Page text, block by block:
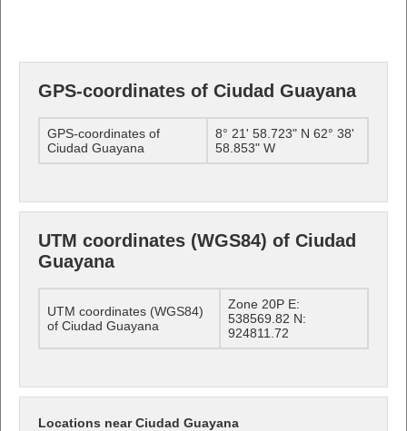
GPS-coordinates of Ciudad Guayana
GPS-coordinates of
Ciudad Guayana
8° 21' 58.723" N 62° 38'
58.853" W
UTM coordinates (WGS84) of Ciudad
Guayana
UTM coordinates (WGS84)
of Ciudad Guayana
Zone 20P E:
538569.82 N:
924811.72
Locations near Ciudad Guayana